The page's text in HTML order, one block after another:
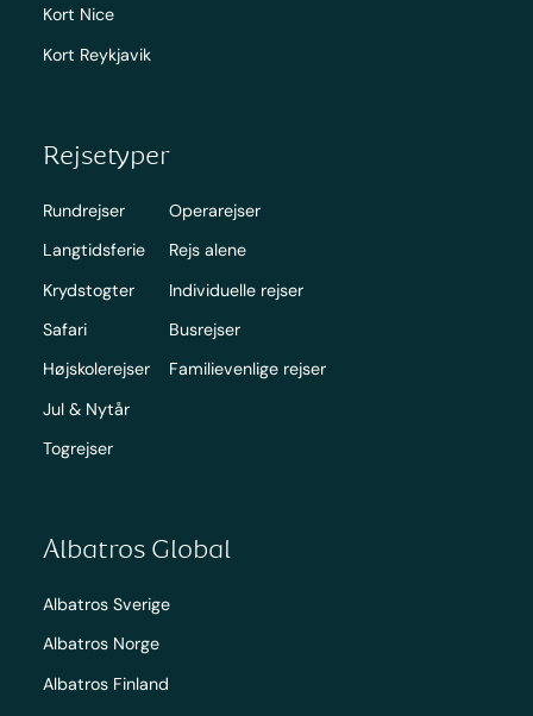
Kort Nice
Kort Reykjavik
Rejsetyper
Rundrejser
Langtidsferie
Krydstogter
Safari
Højskolerejser
Jul & Nytår
Togrejser
Operarejser
Rejs alene
Individuelle rejser
Busrejser
Familievenlige rejser
Albatros Global
Albatros Sverige
Albatros Norge
Albatros Finland